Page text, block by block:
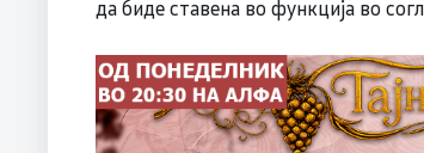
да биде ставена во функција во